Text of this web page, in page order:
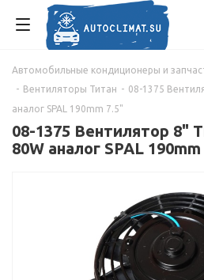
Автомобильные кондиционеры и
- Вентиляторы Титан - 08-1375
аналог SPAL 190mm 7.5"
08-1375 Вентилятор 8"
80W аналог SPAL